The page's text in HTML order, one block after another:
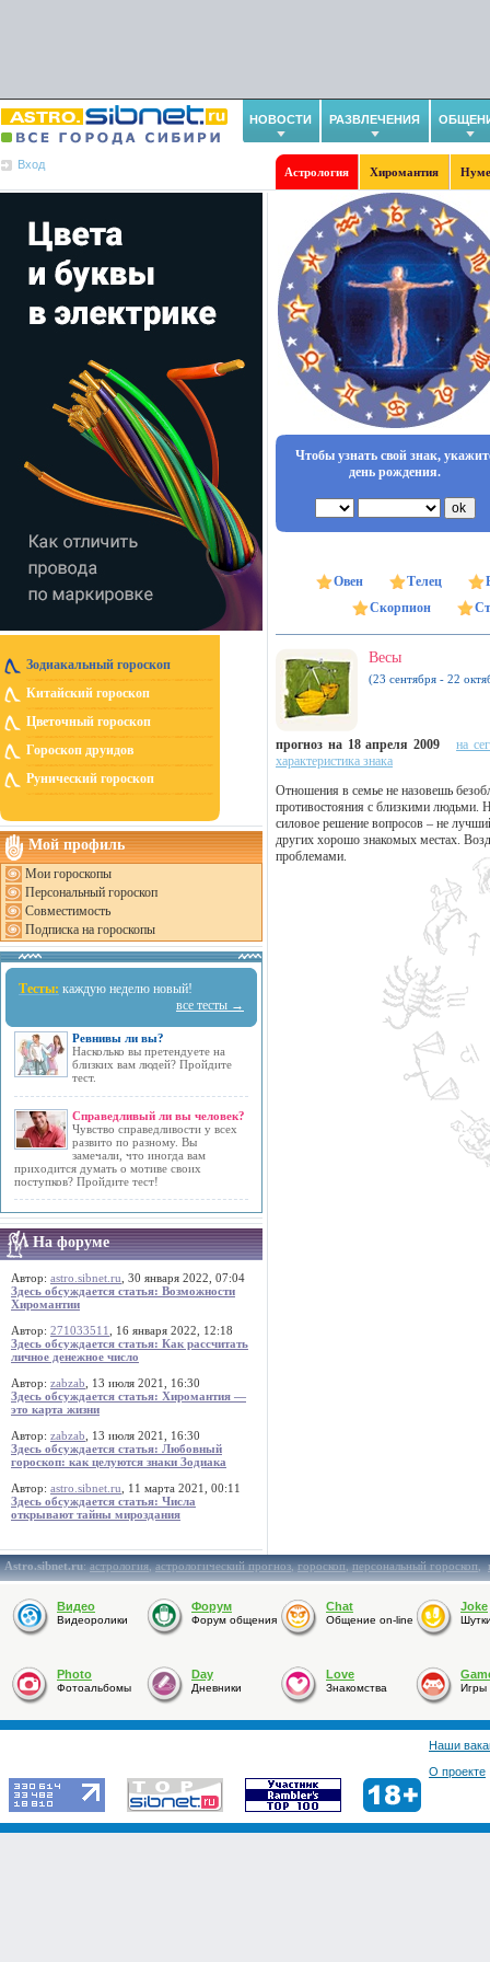
НОВОСТИ РАЗВЛЕЧЕНИЯ
Вход
Астрология Хиромантия
Зодиакальный гороскоп
Китайский гороскоп
Цветочный гороскоп
Гороскоп друидов
Рунический гороскоп
Мой профиль
Мои гороскопы
Персональный гороскоп
Совместимость
Подписка на гороскопы
Тесты: каждую неделю новый!
все тесты →
Ревнивы ли вы?
Насколько вы претендуете на
близких вам людей? Пройдите
тест.
Справедливый ли вы человек?
Чувство справедливости у всех
развито по разному. Вы
замечали, что иногда вам
приходится думать о мотиве своих
поступков? Пройдите тест!
На форуме
Автор: astro.sibnet.ru , 30 января 2022, 07:04
Здесь обсуждается статья: Возможности
Хиромантии
Автор: 271033511
, 16 января 2022, 12:18
Здесь обсуждается статья: Как рассчитать
личное денежное число
Автор: zabzab , 13 июля 2021, 16:30
Здесь обсуждается статья: Хиромантия —
это карта жизни
Автор: zabzab , 13 июля 2021, 16:30
Здесь обсуждается статья: Любовный
гороскоп: как целуются знаки Зодиака
Автор: astro.sibnet.ru , 11 марта 2021, 00:11
Здесь обсуждается статья: Числа
открывают тайны мироздания
Чтобы узнать свой знак,
день рождения.
Овен Телец
Скорпион
Весы
(23 сентября - 22
прогноз на 18 апреля 2009
на
характеристика знака
Отношения в семье не назовешь
противостояния с близкими людьми.
силовое решение вопросов – не
других хорошо знакомых местах.
проблемами.
Astro.sibnet.ru:астрология,астрологический прогноз,гороскоп,персональный гороскоп,
Видео
Видеоролики
Форум
Форум общения
Chat
Общение on-line
Joke
Photo
Фотоальбомы
Day
Дневники
Love
Знакомства Игры
Наши
О проекте